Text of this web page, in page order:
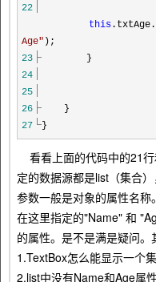
22
this
Age" );
23
}
24
25
26
}
27
}
看看上面的代码中的21
定的数据源都是list（集合
参数一般是对象的属性名
在这里指定的"Name" 和
的属性。是不是满是疑问
1.TextBox怎么能显示一个
2.list中没有Name和Age属